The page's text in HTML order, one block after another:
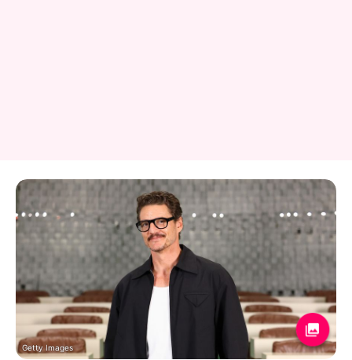
Getty Images